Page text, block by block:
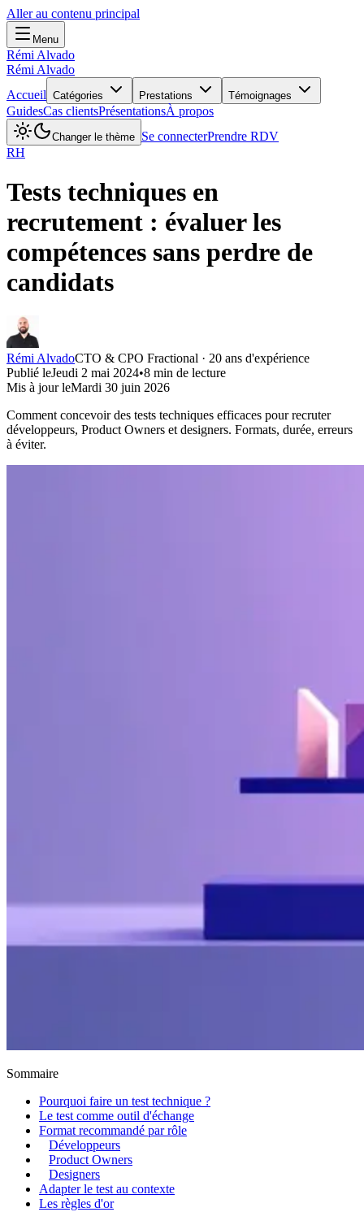
Aller au contenu principal
Menu
Rémi Alvado
Rémi Alvado
Accueil Catégories Prestations Témoignages
GuidesCas clientsPrésentationsÀ propos
Changer le thème Se connecterPrendre RDV
RH
Tests techniques en
recrutement : évaluer les
compétences sans perdre de
candidats
Rémi AlvadoCTO & CPO Fractional · 20 ans d'expérience
Publié leJeudi 2 mai 2024•8 min de lecture
Mis à jour leMardi 30 juin 2026
Comment concevoir des tests techniques efficaces pour recruter
développeurs, Product Owners et designers. Formats, durée, erreurs
à éviter.
Sommaire
Pourquoi faire un test technique ?
Le test comme outil d'échange
Format recommandé par rôle
Développeurs
Product Owners
Designers
Adapter le test au contexte
Les règles d'or